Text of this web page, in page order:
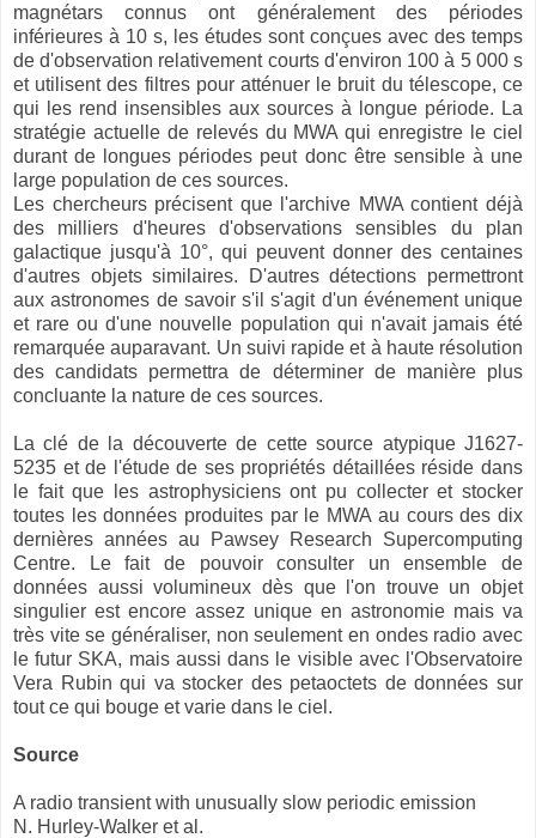
magnétars connus ont généralement des périodes
inférieures à 10 s, les études sont conçues avec des temps
de d'observation relativement courts d'environ 100 à 5 000 s
et utilisent des filtres pour atténuer le bruit du télescope, ce
qui les rend insensibles aux sources à longue période. La
stratégie actuelle de relevés du MWA qui enregistre le ciel
durant de longues périodes peut donc être sensible à une
large population de ces sources.
Les chercheurs précisent que l'archive MWA contient déjà
des milliers d'heures d'observations sensibles du plan
galactique jusqu'à 10°, qui peuvent donner des centaines
d'autres objets similaires. D'autres détections permettront
aux astronomes de savoir s'il s'agit d'un événement unique
et rare ou d'une nouvelle population qui n'avait jamais été
remarquée auparavant. Un suivi rapide et à haute résolution
des candidats permettra de déterminer de manière plus
concluante la nature de ces sources.
La clé de la découverte de cette source atypique J1627-
5235 et de l'étude de ses propriétés détaillées réside dans
le fait que les astrophysiciens ont pu collecter et stocker
toutes les données produites par le MWA au cours des dix
dernières années au Pawsey Research Supercomputing
Centre. Le fait de pouvoir consulter un ensemble de
données aussi volumineux dès que l'on trouve un objet
singulier est encore assez unique en astronomie mais va
très vite se généraliser, non seulement en ondes radio avec
le futur SKA, mais aussi dans le visible avec l'Observatoire
Vera Rubin qui va stocker des petaoctets de données sur
tout ce qui bouge et varie dans le ciel.
Source
A radio transient with unusually slow periodic emission
N. Hurley-Walker et al.